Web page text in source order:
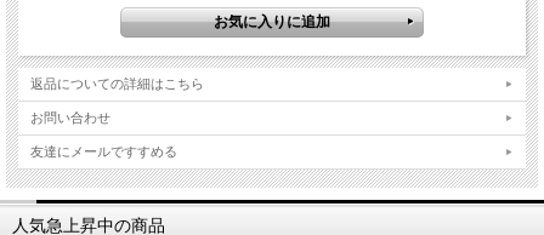
返品についての詳細はこちら
お問い合わせ
友達にメールですすめる
人気急上昇中の商品